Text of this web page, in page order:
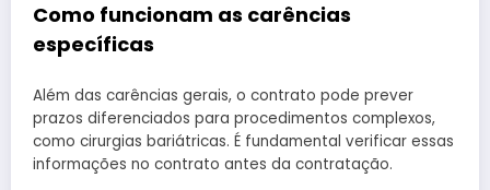
Como funcionam as carências
específicas
Além das carências gerais, o contrato pode prever
prazos diferenciados para procedimentos complexos,
como cirurgias bariátricas. É fundamental verificar essas
informações no contrato antes da contratação.